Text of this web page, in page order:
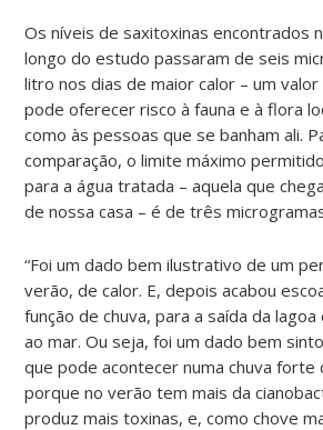
Os níveis de saxitoxinas encontrados
longo do estudo passaram de seis
litro nos dias de maior calor – um
pode oferecer risco à fauna e à flora
como às pessoas que se banham ali.
comparação, o limite máximo
para a água tratada – aquela que
de nossa casa – é de três
“Foi um dado bem ilustrativo de um
verão, de calor. E, depois acabou
função de chuva, para a saída da
ao mar. Ou seja, foi um dado bem
que pode acontecer numa chuva forte
porque no verão tem mais da
produz mais toxinas, e, como chove